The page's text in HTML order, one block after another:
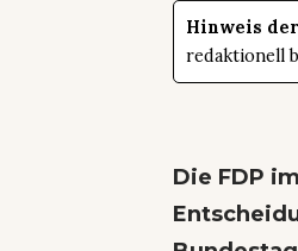
Hinweis
redaktionell
Die FDP